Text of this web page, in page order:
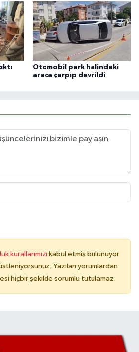
Otomobil park halindeki
araca çarpıp devrildi
kurallarımızı kabul etmiş bulunuyor
Yazılan yorumlardan
hiçbir şekilde sorumlu tutulamaz.